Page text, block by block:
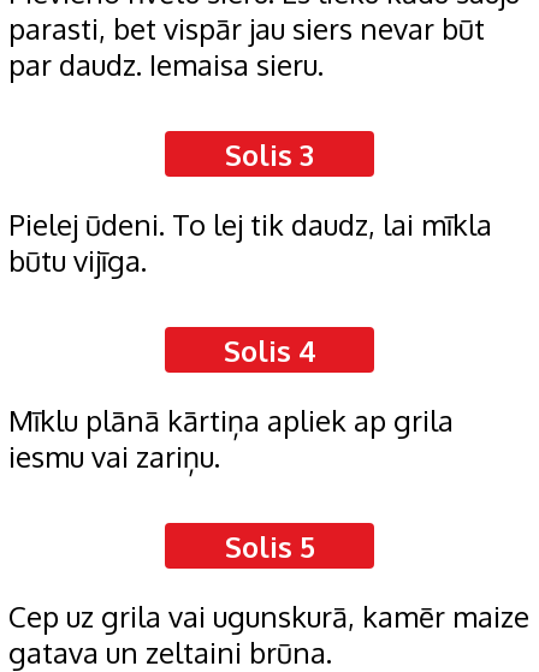
parasti, bet vispār jau siers nevar būt
par daudz. Iemaisa sieru.
Solis 3
Pielej ūdeni. To lej tik daudz, lai mīkla
būtu vijīga.
Solis 4
Mīklu plānā kārtiņa apliek ap grila
iesmu vai zariņu.
Solis 5
Cep uz grila vai ugunskurā, kamēr maize
gatava un zeltaini brūna.